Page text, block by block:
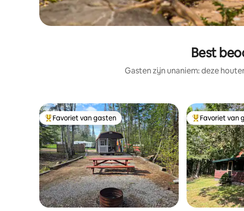
Best
Gasten zijn unaniem: deze
Topfavoriet van gasten
Favoriet van gasten Topfavoriet
Favoriet van